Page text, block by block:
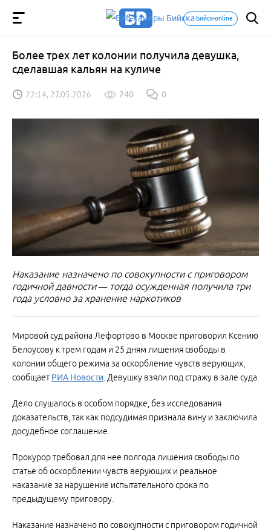
Бийск-online
Более трех лет колонии получила девушка,
сделавшая кальян на куличе
22:14, 27.05.2026 240 0
Наказание назначено по совокупности с приговором
годичной давности — тогда осужденная получила три
года условно за хранение наркотиков
Мировой суд района Лефортово в Москве приговорил Ксению
Белоусову к трем годам и 25 дням лишения свободы в
колонии общего режима за оскорбление чувств верующих,
сообщает РИА Новости. Девушку взяли под стражу в зале суда.
Дело слушалось в особом порядке, без исследования
доказательств, так как подсудимая признала вину и заключила
досудебное соглашение.
Прокурор требовал для нее полгода лишения свободы по
статье об оскорблении чувств верующих и реальное
наказание за нарушение испытательного срока по
предыдущему приговору.
Наказание назначено по совокупности с приговором годичной